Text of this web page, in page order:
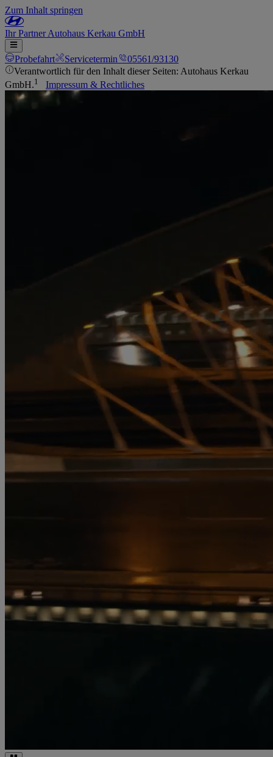
Zum Inhalt springen
IhrPartnerAutohaus Kerkau GmbH
Probefahrt Servicetermin
05561/93130
Verantwortlich für den Inhalt dieser Seiten: Autohaus Kerkau
GmbH.1 Impressum & Rechtliches